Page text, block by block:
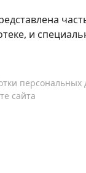
и
персональных
сайта